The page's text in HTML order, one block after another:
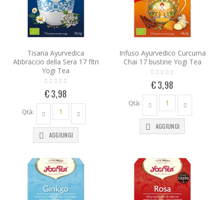
Tisana Ayurvedica
Abbraccio della Sera 17 fltri
Yogi Tea
€ 3,98
Qtà:
AGGIUNGI
Infuso Ayurvedico Curcuma
Chai 17 bustine Yogi Tea
€ 3,98
Qtà:
AGGIUNGI